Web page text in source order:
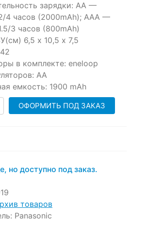
зарядки: АА —
4 часов (2000mAh); ААА —
3 часов (800mAh)
6,5 х 10,5 х 7,5
в комплекте: eneloop
АА
емкость: 1900 mAh
ОФОРМИТЬ ПОД ЗАКАЗ
но доступно под заказ.
товаров
Panasonic